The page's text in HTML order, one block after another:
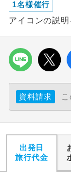
1名様催行
アイコンの説明
資料請求
出発日
旅行代金
航空会社指定
ホテル指定
おひとり様バ
ス2席利用